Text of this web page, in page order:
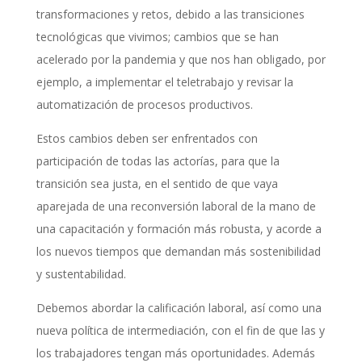
transformaciones y retos, debido a las transiciones
tecnológicas que vivimos; cambios que se han
acelerado por la pandemia y que nos han obligado, por
ejemplo, a implementar el teletrabajo y revisar la
automatización de procesos productivos.
Estos cambios deben ser enfrentados con
participación de todas las actorías, para que la
transición sea justa, en el sentido de que vaya
aparejada de una reconversión laboral de la mano de
una capacitación y formación más robusta, y acorde a
los nuevos tiempos que demandan más sostenibilidad
y sustentabilidad.
Debemos abordar la calificación laboral, así como una
nueva política de intermediación, con el fin de que las y
los trabajadores tengan más oportunidades. Además